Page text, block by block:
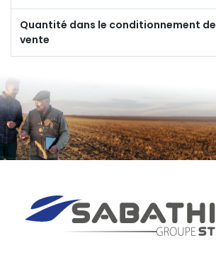
Quantité dans le conditionnement de
vente